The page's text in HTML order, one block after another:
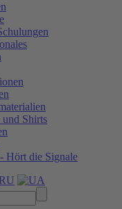
und Shirts
Hört die Signale